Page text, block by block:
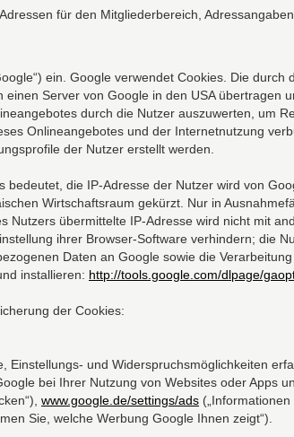
für den Mitgliederbereich,
ein. Google verwendet Cookies. Die
Server von Google in den USA übertragen
durch die Nutzer auszuwerten, um
Onlineangebotes und der Internetnutzung
der Nutzer erstellt werden.
die IP-Adresse der Nutzer wird von
Wirtschaftsraum gekürzt. Nur in
übermittelte IP-Adresse wird nicht mit
ihrer Browser-Software verhindern; die
Daten an Google sowie die
installieren: http://tools.google.com/dlpage/
der Cookies:
und Widerspruchsmöglichkeiten
bei Ihrer Nutzung von Websites oder Apps
www.google.de/settings/ads
Sie, welche Werbung Google Ihnen zeigt“).